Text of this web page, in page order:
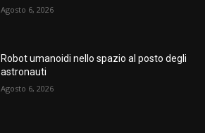
Agosto 6, 2026
Robot umanoidi nello spazio al posto degli
astronauti
Agosto 6, 2026